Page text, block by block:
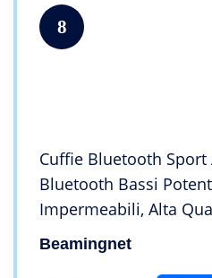
8
Cuffie Bluetooth
Bluetooth Bassi
Impermeabili, Alta
Correre Fitness per
Beamingnet